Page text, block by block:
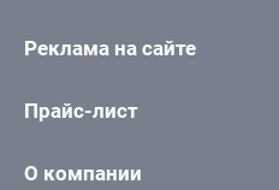
Реклама на сайте
Прайс-лист
О компании